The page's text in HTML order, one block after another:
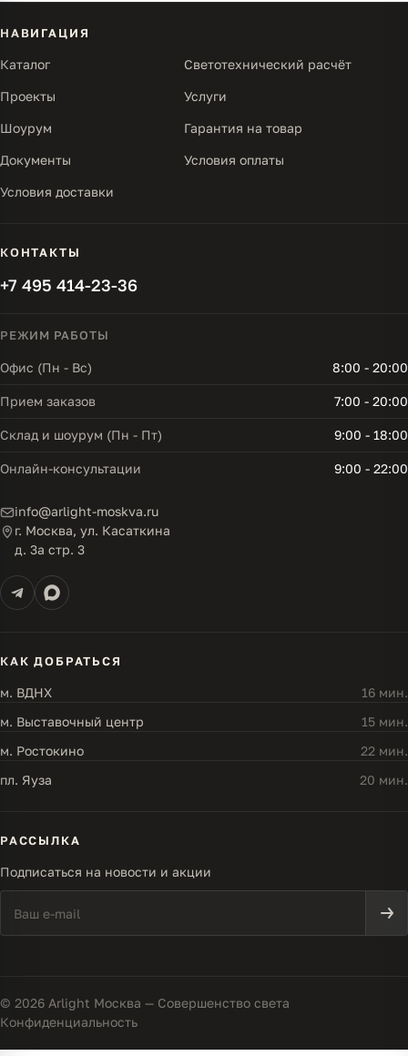
НАВИГАЦИЯ
Каталог Светотехнический расчёт
Проекты Услуги
Шоурум Гарантия на товар
Документы Условия оплаты
Условия доставки
КОНТАКТЫ
+7 495 414-23-36
РЕЖИМ РАБОТЫ
Офис (Пн - Вс) 8:00 - 20:00
Прием заказов 7:00 - 20:00
Склад и шоурум (Пн - Пт) 9:00 - 18:00
Онлайн-консультации 9:00 - 22:00
info@arlight-moskva.ru
г. Москва, ул. Касаткина
д. 3а стр. 3
КАК ДОБРАТЬСЯ
м. ВДНХ
16 мин.
м. Выставочный центр
15 мин.
м. Ростокино
22 мин.
пл. Яуза
20 мин.
РАССЫЛКА
Подписаться на новости и акции
© 2026 Arlight Москва — Совершенство света
Конфиденциальность